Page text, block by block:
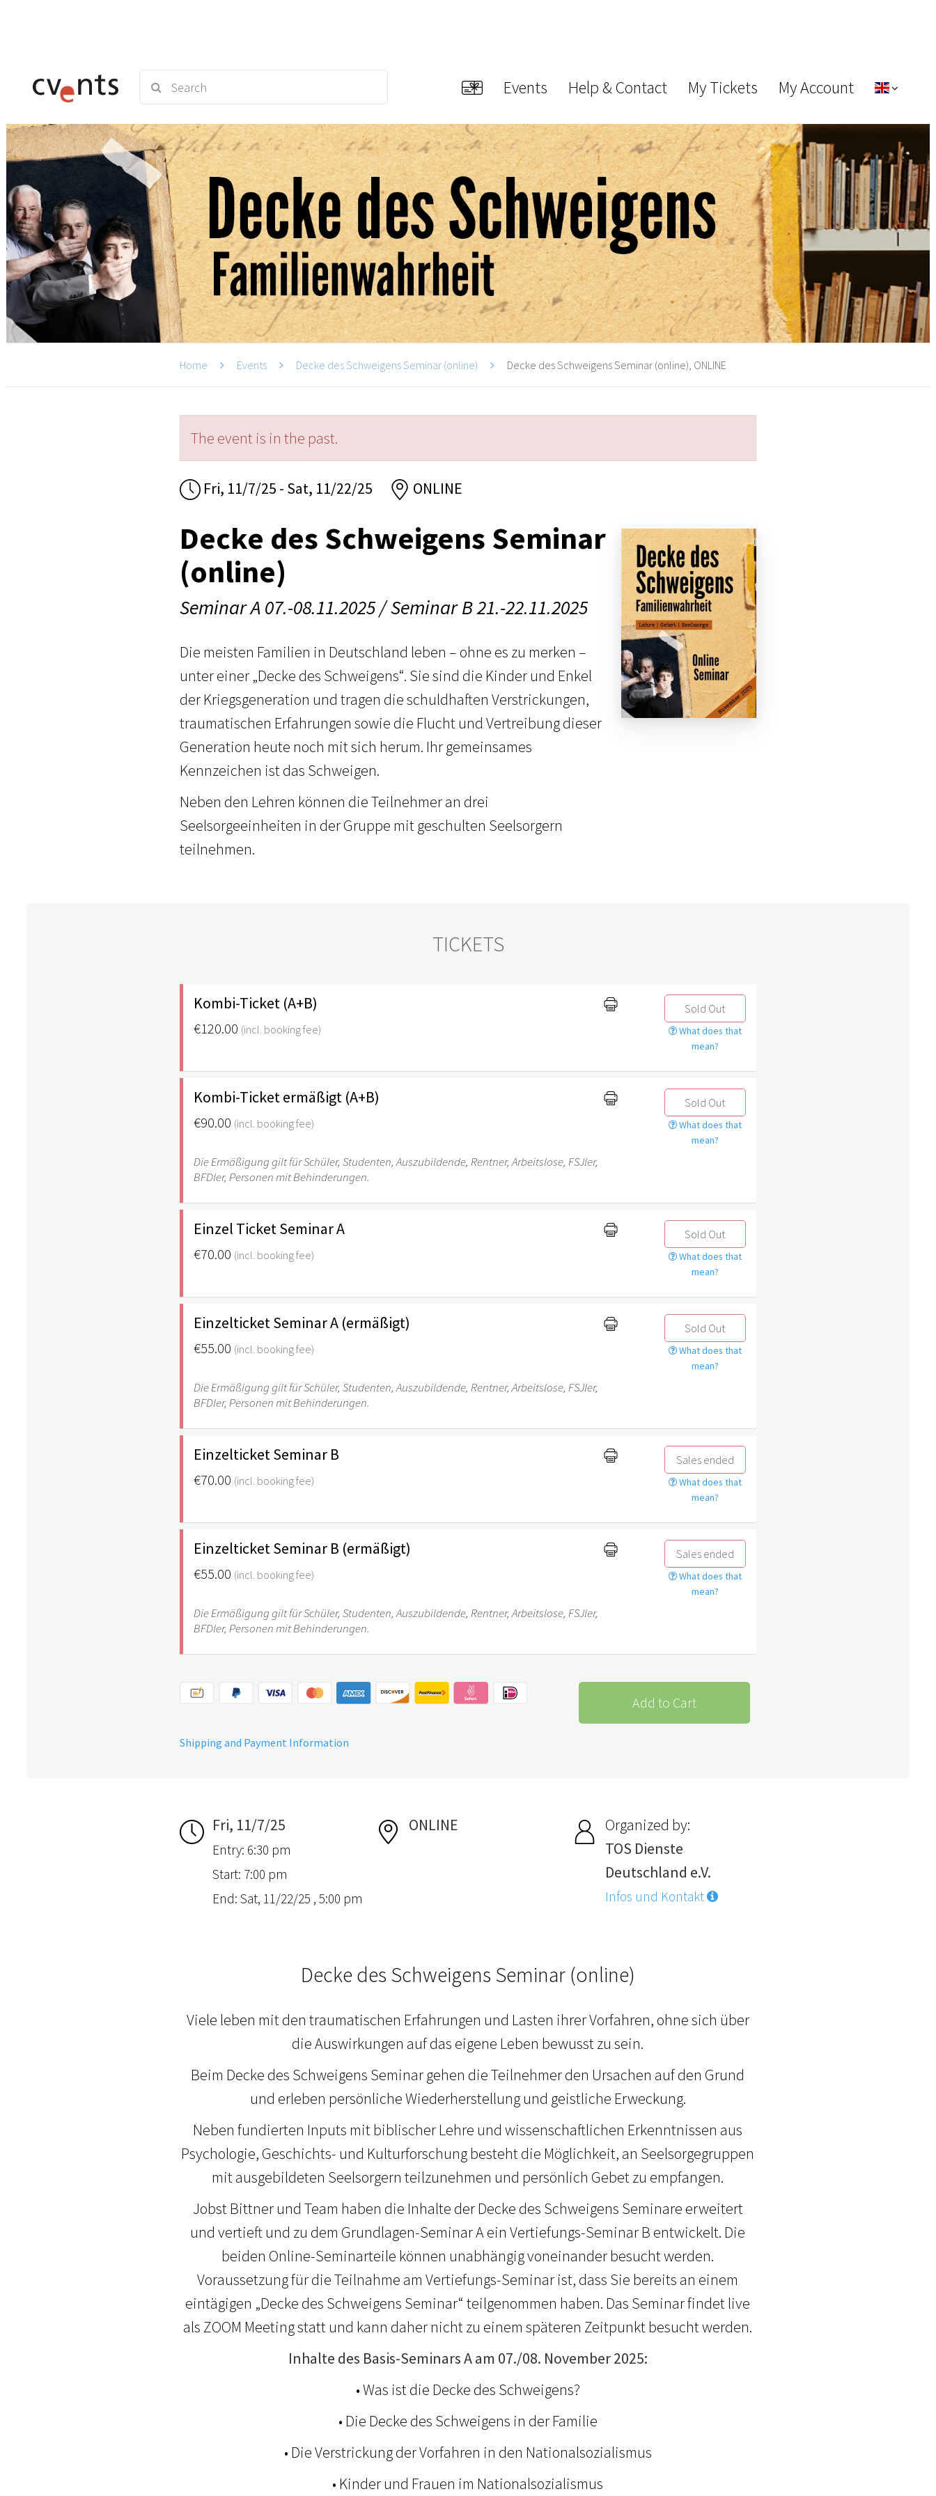
Events Help & Contact My Tickets My Account
Home Events Decke des Schweigens Seminar (online) Decke des Schweigens Seminar (online), ONLINE
The event is in the past.
Fri, 11/7/25 - Sat, 11/22/25 ONLINE
Decke des Schweigens Seminar
(online)
Seminar A 07.-08.11.2025 / Seminar B 21.-22.11.2025
Die meisten Familien in Deutschland leben – ohne es zu merken –
unter einer „Decke des Schweigens“. Sie sind die Kinder und Enkel
der Kriegsgeneration und tragen die schuldhaften Verstrickungen,
traumatischen Erfahrungen sowie die Flucht und Vertreibung dieser
Generation heute noch mit sich herum. Ihr gemeinsames
Kennzeichen ist das Schweigen.
Neben den Lehren können die Teilnehmer an drei
Seelsorgeeinheiten in der Gruppe mit geschulten Seelsorgern
teilnehmen.
TICKETS
Kombi-Ticket (A+B)
€120.00 (incl. booking fee)
Sold Out
What does that
mean?
Kombi-Ticket ermäßigt (A+B)
€90.00 (incl. booking fee)
Sold Out
What does that
mean?
Die Ermäßigung gilt für Schüler, Studenten, Auszubildende, Rentner, Arbeitslose, FSJler,
BFDler, Personen mit Behinderungen.
Einzel Ticket Seminar A
€70.00 (incl. booking fee)
Sold Out
What does that
mean?
Einzelticket Seminar A (ermäßigt)
€55.00 (incl. booking fee)
Sold Out
What does that
mean?
Die Ermäßigung gilt für Schüler, Studenten, Auszubildende, Rentner, Arbeitslose, FSJler,
BFDler, Personen mit Behinderungen.
Einzelticket Seminar B
€70.00 (incl. booking fee)
Sales ended
What does that
mean?
Einzelticket Seminar B (ermäßigt)
€55.00 (incl. booking fee)
Sales ended
What does that
mean?
Die Ermäßigung gilt für Schüler, Studenten, Auszubildende, Rentner, Arbeitslose, FSJler,
BFDler, Personen mit Behinderungen.
Add to Cart
Shipping and Payment Information
Fri, 11/7/25
Entry: 6:30 pm
Start: 7:00 pm
End: Sat, 11/22/25 , 5:00 pm
ONLINE
Organized by:
TOS Dienste
Deutschland e.V.
Infos und Kontakt
Decke des Schweigens Seminar (online)
Viele leben mit den traumatischen Erfahrungen und Lasten ihrer Vorfahren, ohne sich über
die Auswirkungen auf das eigene Leben bewusst zu sein.
Beim Decke des Schweigens Seminar gehen die Teilnehmer den Ursachen auf den Grund
und erleben persönliche Wiederherstellung und geistliche Erweckung.
Neben fundierten Inputs mit biblischer Lehre und wissenschaftlichen Erkenntnissen aus
Psychologie, Geschichts- und Kulturforschung besteht die Möglichkeit, an Seelsorgegruppen
mit ausgebildeten Seelsorgern teilzunehmen und persönlich Gebet zu empfangen.
Jobst Bittner und Team haben die Inhalte der Decke des Schweigens Seminare erweitert
und vertieft und zu dem Grundlagen-Seminar A ein Vertiefungs-Seminar B entwickelt. Die
beiden Online-Seminarteile können unabhängig voneinander besucht werden.
Voraussetzung für die Teilnahme am Vertiefungs-Seminar ist, dass Sie bereits an einem
eintägigen „Decke des Schweigens Seminar“ teilgenommen haben. Das Seminar findet live
als ZOOM Meeting statt und kann daher nicht zu einem späteren Zeitpunkt besucht werden.
Inhalte des Basis-Seminars A am 07./08. November 2025:
• Was ist die Decke des Schweigens?
• Die Decke des Schweigens in der Familie
• Die Verstrickung der Vorfahren in den Nationalsozialismus
• Kinder und Frauen im Nationalsozialismus